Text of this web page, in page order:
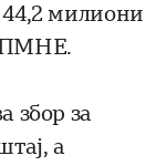
милиони
збор за
а